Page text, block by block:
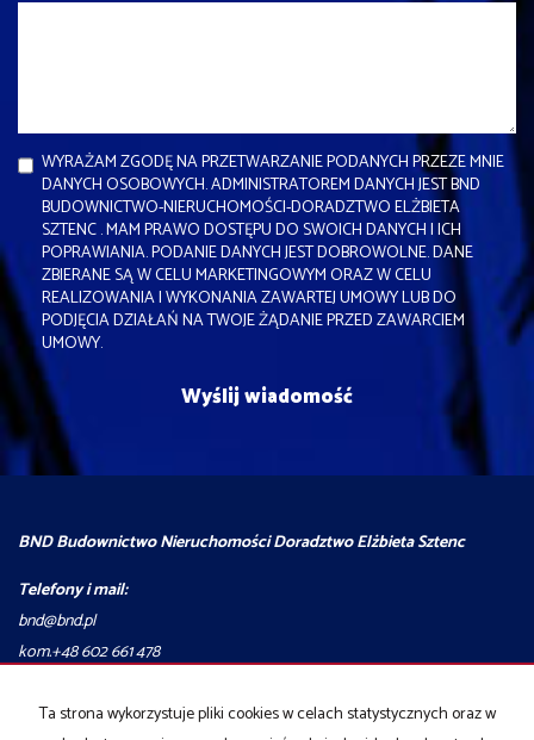
WYRAŻAM ZGODĘ NA PRZETWARZANIE PODANYCH PRZEZE MNIE
DANYCH OSOBOWYCH. ADMINISTRATOREM DANYCH JEST BND
BUDOWNICTWO-NIERUCHOMOŚCI-DORADZTWO ELŻBIETA
SZTENC . MAM PRAWO DOSTĘPU DO SWOICH DANYCH I ICH
POPRAWIANIA. PODANIE DANYCH JEST DOBROWOLNE. DANE
ZBIERANE SĄ W CELU MARKETINGOWYM ORAZ W CELU
REALIZOWANIA I WYKONANIA ZAWARTEJ UMOWY LUB DO
PODJĘCIA DZIAŁAŃ NA TWOJE ŻĄDANIE PRZED ZAWARCIEM
UMOWY.
BND Budownictwo Nieruchomości Doradztwo Elżbieta Sztenc
Telefony i mail:
bnd@bnd.pl
kom.+48 602 661 478
Ta strona wykorzystuje pliki cookies w celach statystycznych oraz w